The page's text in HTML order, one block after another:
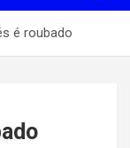
é roubado